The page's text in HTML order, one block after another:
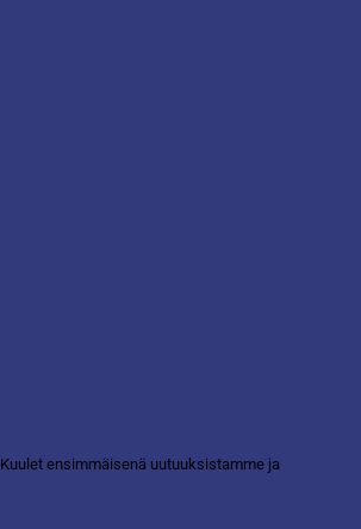
Kuulet ensimmäisenä uutuuksistamme ja